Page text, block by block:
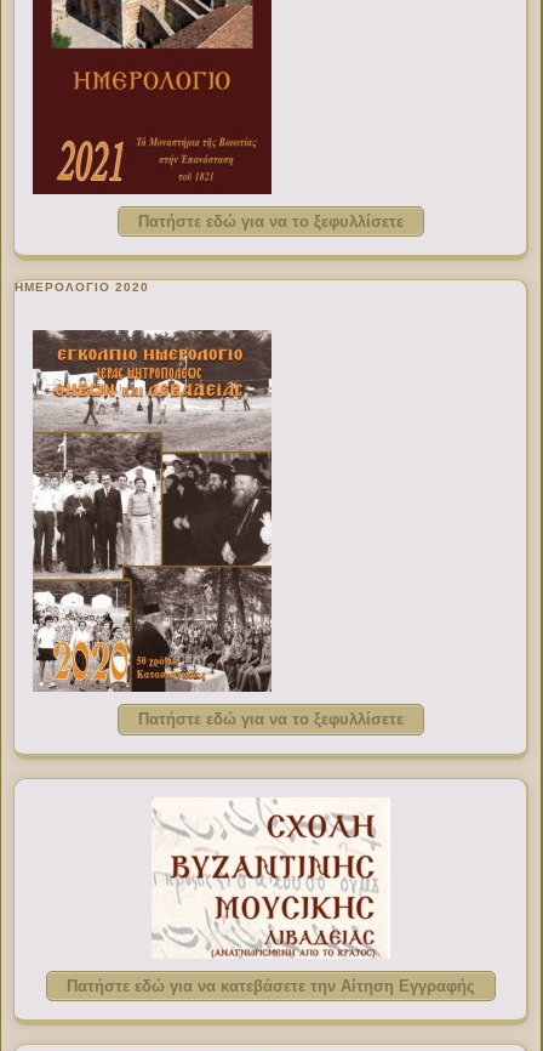
Πατήστε εδώ για να το ξεφυλλίσετε
ΗΜΕΡΟΛΟΓΙΟ 2020
Πατήστε εδώ για να το ξεφυλλίσετε
Πατήστε εδώ για να κατεβάσετε την Αίτηση Εγγραφής